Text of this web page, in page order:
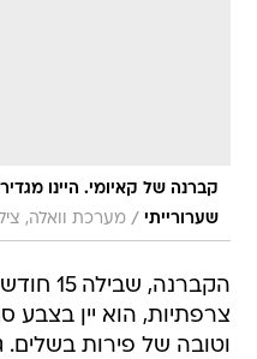
שערורייתי / מערכת וואלה,
הקברנה,
צרפתיות, הוא יין
וטובה של פירות בשלים.